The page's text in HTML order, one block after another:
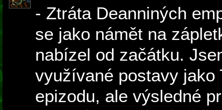
- Ztráta Deanniných
se jako námět na
nabízel od začátku.
využívané postavy jako
epizodu, ale výsledné